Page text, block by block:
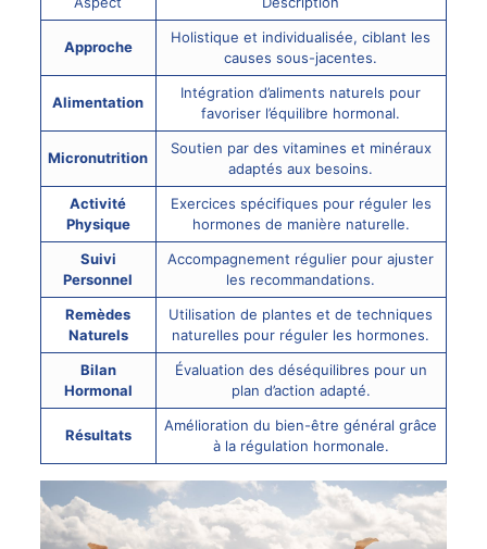
Approche
Holistique et individualisée, ciblant les
causes sous-jacentes.
Alimentation
Intégration d’aliments naturels pour
favoriser l’équilibre hormonal.
Micronutrition
Soutien par des vitamines et minéraux
adaptés aux besoins.
Activité
Physique
Exercices spécifiques pour réguler les
hormones de manière naturelle.
Suivi
Personnel
Accompagnement régulier pour ajuster
les recommandations.
Remèdes
Naturels
Utilisation de plantes et de techniques
naturelles pour réguler les hormones.
Bilan
Hormonal
Évaluation des déséquilibres pour un
plan d’action adapté.
Résultats
Amélioration du bien-être général grâce
à la régulation hormonale.